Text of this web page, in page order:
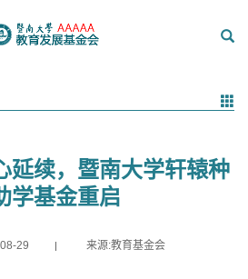
延续，暨南大学轩辕种
学基金重启
29 来源:教育基金会